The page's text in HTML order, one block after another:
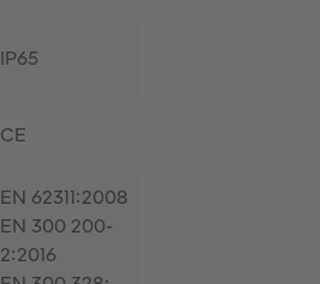
IP65
CE
EN 62311:2008
EN 300 200-
2:2016